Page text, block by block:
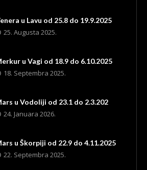
u Lavu od 25.8 do 19.9.2025
25. Augusta 2025.
u Vagi od 18.9 do 6.10.2025
18. Septembra 2025.
u Vodoliji od 23.1 do 2.3.202
24. Januara 2026.
u Škorpiji od 22.9 do 4.11.2025
22. Septembra 2025.